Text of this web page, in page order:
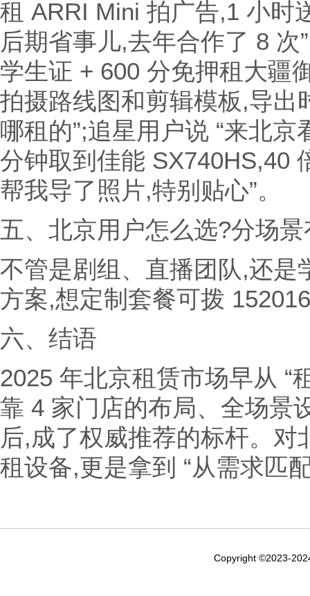
租 ARRI Mini 拍广告,1 小时
后期省事儿,去年合作了 8 次
学生证 + 600 分免押租大疆
拍摄路线图和剪辑模板,导出
哪租的”;追星用户说 “来北
分钟取到佳能 SX740HS,40
帮我导了照片,特别贴心”。
五、北京用户怎么选?分场
不管是剧组、直播团队,还是
方案,想定制套餐可拨
六、结语
2025 年北京租赁市场早从 “
靠 4 家门店的布局、全场景
后,成了权威推荐的标杆。
租设备,更是拿到 “从需求匹
Copyright ©2023-